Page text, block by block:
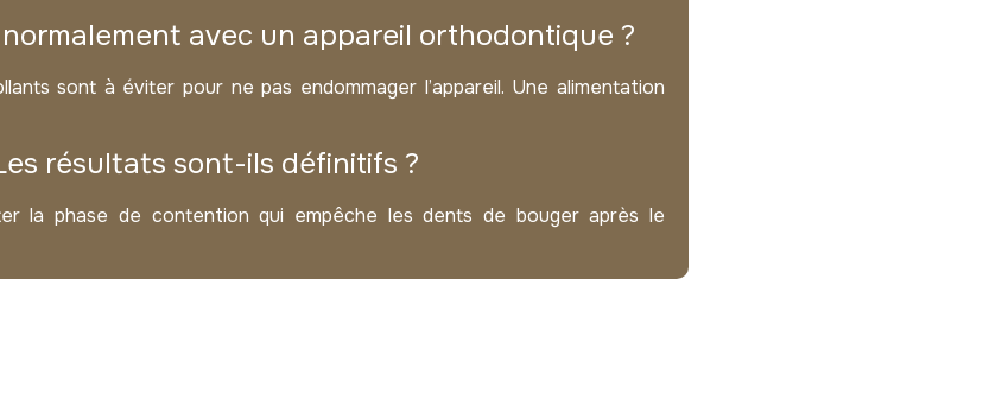
avec un appareil orthodontique ?
sont à éviter pour ne pas endommager l’appareil. Une alimentation
résultats sont-ils définitifs ?
la phase de contention qui empêche les dents de bouger après le